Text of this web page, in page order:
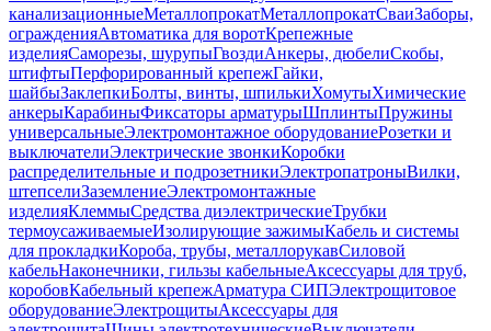
канализационныеМеталлопрокатМеталлопрокатСваиЗаборы,
огражденияАвтоматика для воротКрепежные
изделияСаморезы, шурупыГвоздиАнкеры, дюбелиСкобы,
штифтыПерфорированный крепежГайки,
шайбыЗаклепкиБолты, винты, шпилькиХомутыХимические
анкерыКарабиныФиксаторы арматурыШплинтыПружины
универсальныеЭлектромонтажное оборудованиеРозетки и
выключателиЭлектрические звонкиКоробки
распределительные и подрозетникиЭлектропатроныВилки,
штепселиЗаземлениеЭлектромонтажные
изделияКлеммыСредства диэлектрическиеТрубки
термоусаживаемыеИзолирующие зажимыКабель и системы
для прокладкиКороба, трубы, металлорукавСиловой
кабельНаконечники, гильзы кабельныеАксессуары для труб,
коробовКабельный крепежАрматура СИПЭлектрощитовое
оборудованиеЭлектрощитыАксессуары для